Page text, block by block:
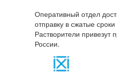
Оперативный отдел
отправку в сжатые
Растворители привезут
России.